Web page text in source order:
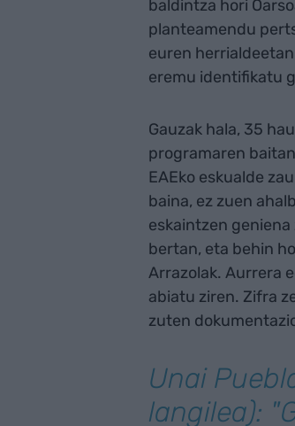
baldintza hori
planteamendu
euren
eremu identifikatu
Gauzak hala, 35
programaren
EAEko eskualde
baina, ez zuen
eskaintzen
bertan, eta behin
Arrazolak. Aurrera
abiatu ziren. Zifra
zuten
Unai
langilea):